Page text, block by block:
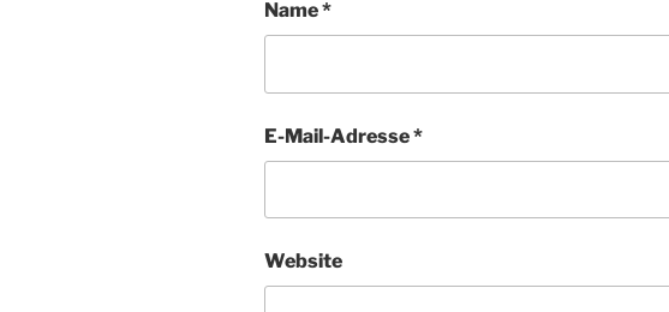
Name*
E-Mail-Adresse*
Website